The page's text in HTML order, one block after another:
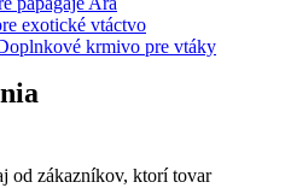
exotické vtáctvo
krmivo pre vtáky
od zákazníkov, ktorí tovar